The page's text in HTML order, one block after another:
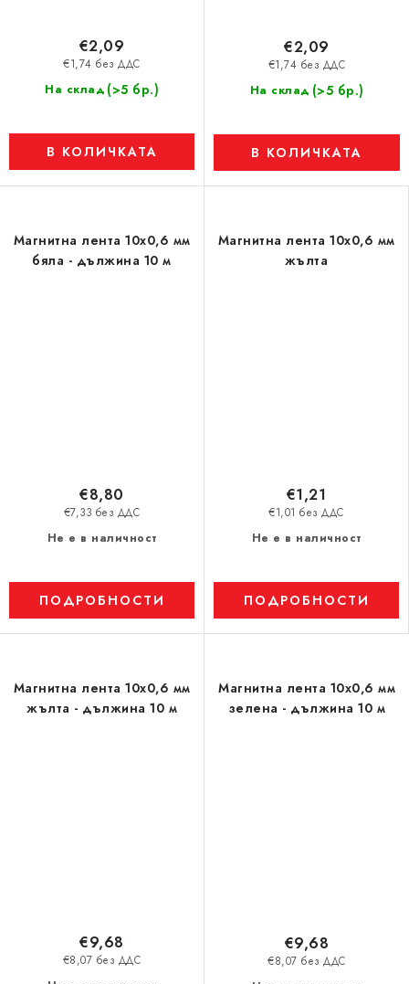
На склад (>5 бр.)
€1,74 без ДДС
€2,09
В КОЛИЧКАТА
На склад (>5 бр.)
€1,74 без ДДС
€2,09
В КОЛИЧКАТА
Магнитна лента 10x0,6 мм
бяла - дължина 10 м
Не е в наличност
€7,33 без ДДС
€8,80
ПОДРОБНОСТИ
Магнитна лента 10x0,6 мм
жълта
Не е в наличност
€1,01 без ДДС
€1,21
ПОДРОБНОСТИ
Магнитна лента 10x0,6 мм
жълта - дължина 10 м
€8,07 без ДДС
€9,68
Магнитна лента 10x0,6 мм
зелена - дължина 10 м
€8,07 без ДДС
€9,68